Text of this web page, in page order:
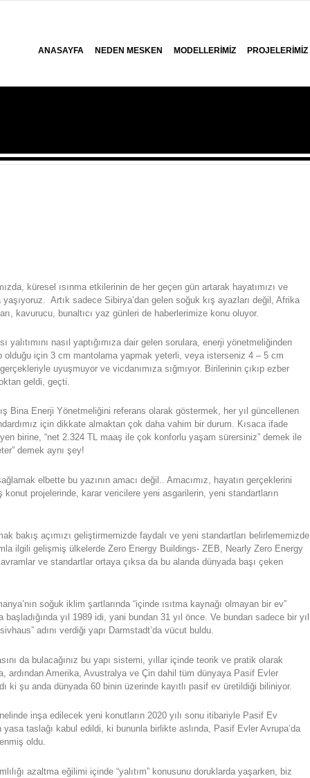
ANASAYFA NEDEN MESKEN MODELLERIMIZ PROJELERIMIZ
küresel ısınma etkilerinin de her geçen gün artarak hayatımızı ve
yaşıyoruz. Artık sadece Sibirya’dan gelen soğuk kış ayazları değil, Afrika
kavurucu, bunaltıcı yaz günleri de haberlerimize konu oluyor.
yalıtımını nasıl yaptığımıza dair gelen sorulara, enerji yönetmeliğinden
olduğu için 3 cm mantolama yapmak yeterli, veya isterseniz 4 – 5 cm
uyuşmuyor ve vicdanımıza sığmıyor. Birilerinin çıkıp ezber
geldi, geçti.
Bina Enerji Yönetmeliğini referans olarak göstermek, her yıl güncellenen
için dikkate almaktan çok daha vahim bir durum. Kısaca ifade
birine, “net 2.324 TL maaş ile çok konforlu yaşam sürersiniz” demek ile
demek aynı şey!
elbette bu yazının amacı değil.. Amacımız, hayatın gerçeklerini
konut projelerinde, karar vericilere yeni asgarilerin, yeni standartların
bakış açımızı geliştirmemizde faydalı ve yeni standartları belirlememizde
ilgili gelişmiş ülkelerde Zero Energy Buildings- ZEB, Nearly Zero Energy
ve standartlar ortaya çıksa da bu alanda dünyada başı çeken
soğuk iklim şartlarında “içinde ısıtma kaynağı olmayan bir ev”
yıl 1989 idi, yani bundan 31 yıl önce. Ve bundan sadece bir yıl
adını verdiği yapı Darmstadt’da vücut buldu.
da bulacağınız bu yapı sistemi, yıllar içinde teorik ve pratik olarak
ardından Amerika, Avustralya ve Çin dahil tüm dünyaya Pasif Evler
ki şu anda dünyada 60 binin üzerinde kayıtlı pasif ev üretildiği biliniyor.
inşa edilecek yeni konutların 2020 yılı sonu itibariyle Pasif Ev
yasa taslağı kabul edildi, ki bununla birlikte aslında, Pasif Evler Avrupa’da
oldu.
azaltma eğilimi içinde “yalıtım” konusunu doruklarda yaşarken, biz